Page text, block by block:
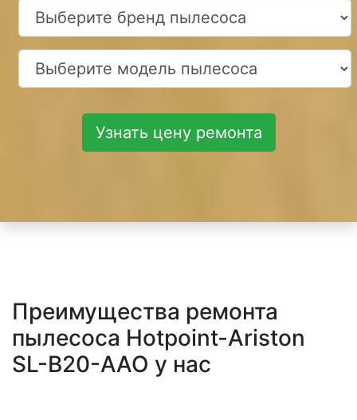
Узнать цену ремонта
Преимущества ремонта
пылесоса Hotpoint-Ariston
SL-B20-AAO у нас